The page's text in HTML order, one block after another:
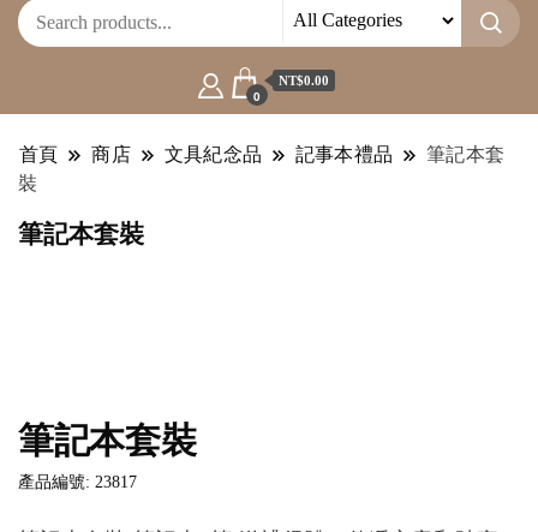
0
NT$0.00
首頁 商店 文具紀念品 記事本禮品
筆記本套
裝
筆記本套裝
筆記本套裝
產品編號: 23817